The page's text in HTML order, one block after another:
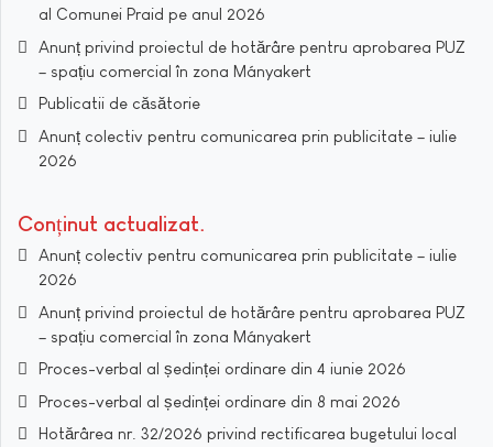
al Comunei Praid pe anul 2026
Anunț privind proiectul de hotărâre pentru aprobarea PUZ
– spațiu comercial în zona Mányakert
Publicatii de căsătorie
Anunț colectiv pentru comunicarea prin publicitate – iulie
2026
Conținut actualizat
Anunț colectiv pentru comunicarea prin publicitate – iulie
2026
Anunț privind proiectul de hotărâre pentru aprobarea PUZ
– spațiu comercial în zona Mányakert
Proces-verbal al ședinței ordinare din 4 iunie 2026
Proces-verbal al ședinței ordinare din 8 mai 2026
Hotărârea nr. 32/2026 privind rectificarea bugetului local